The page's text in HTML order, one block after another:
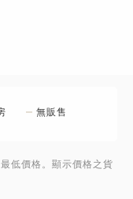
無販售
低價格。顯示價格之貨